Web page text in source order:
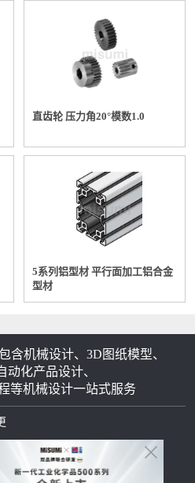
直齿轮 压力角20°模数1.0
5系列铝型材 平行面加工铝合金
型材
含机械设计、3D图纸模型、
动化产品设计、
等机械设计一站式服务